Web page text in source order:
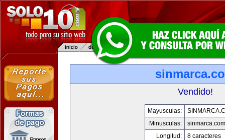
Vendido!
Mayusculas:
Minusculas:
sinmarca.com
Longitud:
8 caracteres